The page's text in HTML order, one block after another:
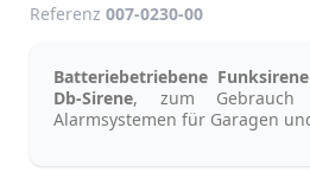
Referenz 007-0230-00
Batteriebetriebene
Db-Sirene, zum
Alarmsystemen für Garagen